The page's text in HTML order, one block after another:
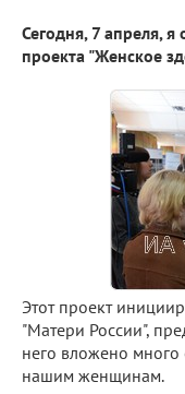
Сегодня, 7 апреля,
проекта "Женское
Этот проект
"Матери России",
него вложено
нашим женщинам.